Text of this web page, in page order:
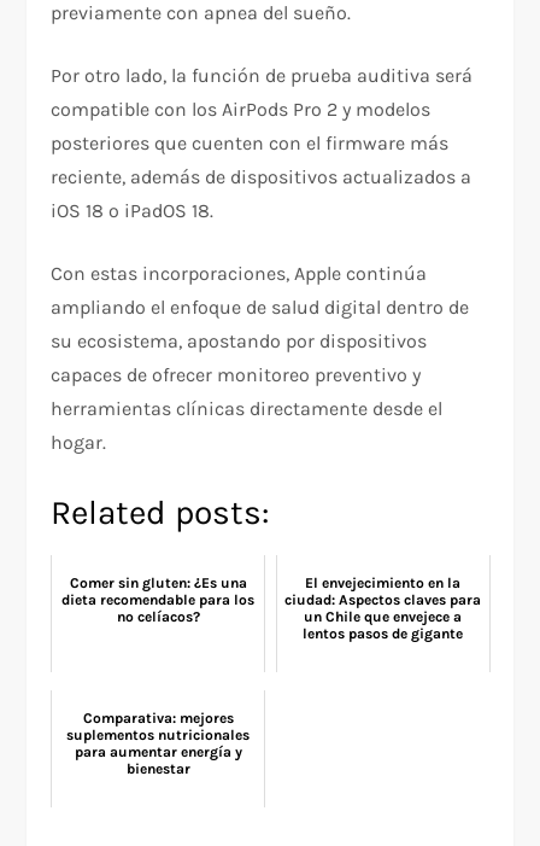
previamente con apnea del sueño.
Por otro lado, la función de prueba auditiva será
compatible con los AirPods Pro 2 y modelos
posteriores que cuenten con el firmware más
reciente, además de dispositivos actualizados a
iOS 18 o iPadOS 18.
Con estas incorporaciones, Apple continúa
ampliando el enfoque de salud digital dentro de
su ecosistema, apostando por dispositivos
capaces de ofrecer monitoreo preventivo y
herramientas clínicas directamente desde el
hogar.
Related posts:
Comer sin gluten: ¿Es una
dieta recomendable para los
no celíacos?
El envejecimiento en la
ciudad: Aspectos claves para
un Chile que envejece a
lentos pasos de gigante
Comparativa: mejores
suplementos nutricionales
para aumentar energía y
bienestar